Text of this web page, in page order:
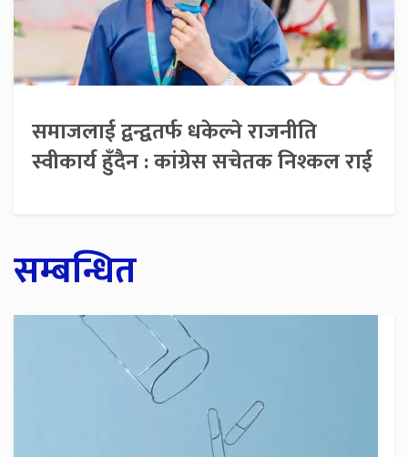
समाजलाई द्वन्द्वतर्फ धकेल्ने राजनीति
स्वीकार्य हुँदैन : कांग्रेस सचेतक निश्कल राई
सम्बन्धित